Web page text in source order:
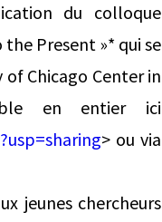
du colloque
Present »* qui se
of Chicago Center in
en entier ici
> ou via
jeunes chercheurs